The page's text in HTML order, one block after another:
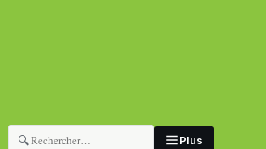
🔍 Plus